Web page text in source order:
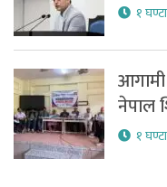
१
नेपाल
१